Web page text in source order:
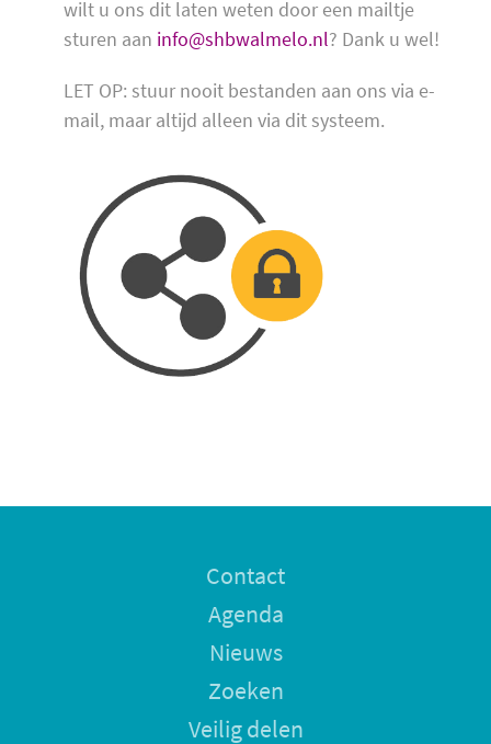
wilt u ons dit laten weten door een mailtje
sturen aan info@shbwalmelo.nl? Dank u wel!
LET OP: stuur nooit bestanden aan ons via e-
mail, maar altijd alleen via dit systeem.
Contact
Agenda
Nieuws
Zoeken
Veilig delen